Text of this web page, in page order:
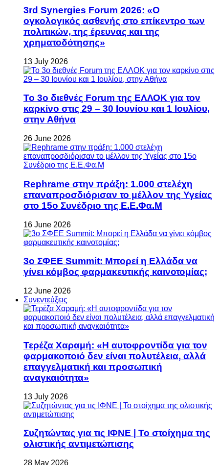
3rd Synergies Forum 2026: «Ο
ογκολογικός ασθενής στο επίκεντρο των
πολιτικών, της έρευνας και της
χρηματοδότησης»
13 July 2026
Το 3ο διεθνές Forum της ΕΛΛΟΚ για τον
καρκίνο στις 29 – 30 Ιουνίου και 1 Ιουλίου,
στην Αθήνα
26 June 2026
Rephrame στην πράξη: 1.000 στελέχη
επαναπροσδιόρισαν το μέλλον της Υγείας
στο 15ο Συνέδριο της Ε.Ε.Φα.Μ
16 June 2026
3ο ΣΦΕΕ Summit: Μπορεί η Ελλάδα να
γίνει κόμβος φαρμακευτικής καινοτομίας;
12 June 2026
Συνεντεύξεις
Τερέζα Χαραμή: «Η αυτοφροντίδα για τον
φαρμακοποιό δεν είναι πολυτέλεια, αλλά
επαγγελματική και προσωπική
αναγκαιότητα»
13 July 2026
Συζητώντας για τις ΙΦΝΕ | Το στοίχημα της
ολιστικής αντιμετώπισης
28 May 2026